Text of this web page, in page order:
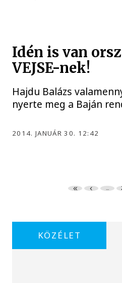
Idén is van
VEJSE-nek!
Hajdu Balázs
nyerte meg a Baján
2014. JANUÁR 30. 12:42
...
KÖZÉLET